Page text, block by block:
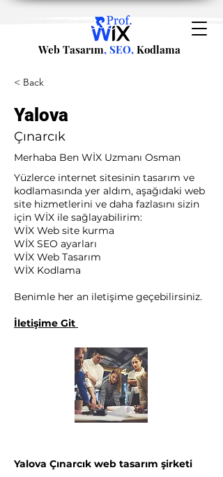
Web Tasarım, SEO, Kodlama
< Back
Yalova
Çınarcık
Merhaba Ben WİX Uzmanı Osman
Yüzlerce internet sitesinin tasarım ve
kodlamasında yer aldım, aşağıdaki web
site hizmetlerini ve daha fazlasını sizin
için WİX ile sağlayabilirim:​ ​
WİX Web site kurma
WİX SEO ayarları
WİX Web Tasarım
WİX Kodlama ​
Benimle her an iletişime geçebilirsiniz.
İletişime Git
Yalova Çınarcık web tasarım şirketi